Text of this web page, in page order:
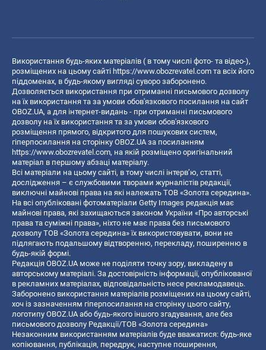
Використання будь-яких матеріалів ( в тому числі фото- та відео-),
розміщених на цьому сайті https://www.obozrevatel.com та всіх його
піддоменах, в будь-якому вигляді суворо заборонено.
Дозволяється використання при отриманні письмового дозволу
на їх використання та за умови обов'язкового посилання на сайт
OBOZ.UA, а для інтернет-видань - при отриманні письмового
дозволу на їх використання та за умови обов'язкового
розміщення прямого, відкритого для пошукових систем,
гіперпосилання на сторінку OBOZ.UA за посиланням
https://www.obozrevatel.com, на якій розміщено оригінальний
матеріал в першому абзаці матеріалу.
Всі матеріали на цьому сайті, в тому числі інтерв’ю, статті,
дослідження – є службовими творами журналістів редакції,
виключні майнові права на які належать ТОВ «Золота середина».
На всі опубліковані фотоматеріали Getty Images редакція має
майнові права, які захищаються законом України «Про авторські
права та суміжні права», ніхто не має права без письмового
дозволу ТОВ «Золота середина» їх використовувати, вони не
підлягають подальшому відтворенню, перекладу, поширенню в
будь-якій формі.
Редакція OBOZ.UA може не поділяти точку зору, викладену в
авторському матеріалі. За достовірність інформації, опублікованої
в рекламних матеріалах, відповідальність несе рекламодавець.
Заборонено використання матеріалів розміщених на цьому сайті,
хоч із зазначенням гіперпосилання на сторінку цього сайту,
логотипу OBOZ.UA або будь-якого іншого згадування, але без
письмового дозволу Редакції/ТОВ «Золота середина»
Незаконним використанням матеріалів буде вважатися: будь-яке
копiювання, публiкацiя, передрук, наступне поширення,